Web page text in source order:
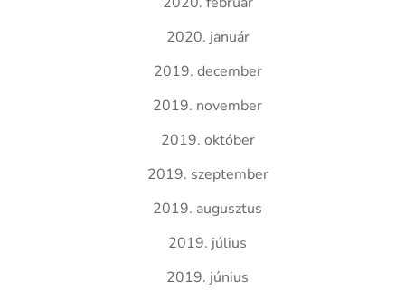
2020. január
2019. december
2019. november
2019. október
2019. szeptember
2019. augusztus
2019. július
2019. június